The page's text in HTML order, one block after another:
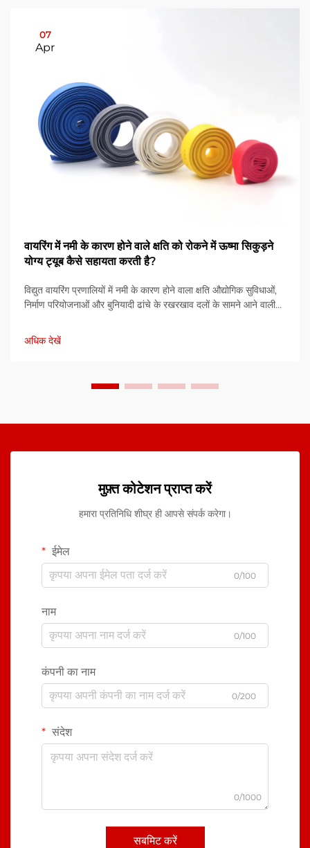
07
Apr
वायरिंग में नमी के कारण होने वाले क्षति को रोकने में ऊष्मा सिकुड़ने
योग्य ट्यूब कैसे सहायता करती है?
विद्युत वायरिंग प्रणालियों में नमी के कारण होने वाला क्षति औद्योगिक सुविधाओं,
निर्माण परियोजनाओं और बुनियादी ढांचे के रखरखाव दलों के सामने आने वाली
प्रवेश करता है, जंक्शन पॉइंट्स...
अधिक देखें
मुफ़्त कोटेशन प्राप्त करें
हमारा प्रतिनिधि शीघ्र ही आपसे संपर्क करेगा।
ईमेल
0/100
नाम
0/100
कंपनी का नाम
0/200
संदेश
0/1000
सबमिट करें